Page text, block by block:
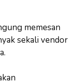
memesan
sekali vendor